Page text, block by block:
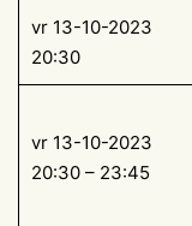
vr 13-10-2023
20:30
vr 13-10-2023
20:30 – 23:45